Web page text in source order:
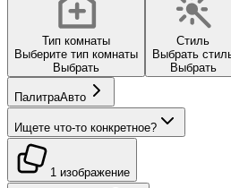
Тип комнаты
Выберите тип комнаты
Выбрать
Стиль
Выбрать
Выбрать
ПалитраАвто
Ищете что-то конкретное?
1 изображение